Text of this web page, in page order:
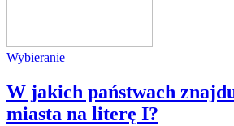
Wybieranie
W jakich państwach
miasta na literę I?